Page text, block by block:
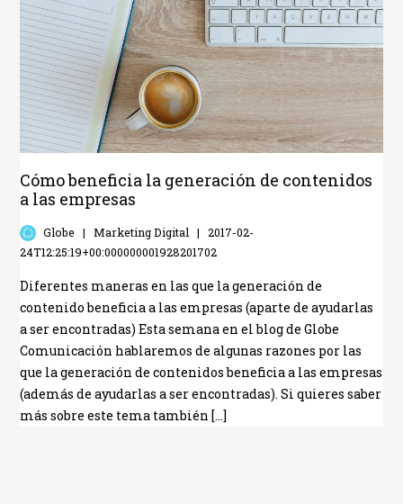
Cómo beneficia la generación de contenidos
a las empresas
Globe Marketing Digital
2017-02-
24T12:25:19+00:000000001928201702
Diferentes maneras en las que la generación de
contenido beneficia a las empresas (aparte de ayudarlas
a ser encontradas) Esta semana en el blog de Globe
Comunicación hablaremos de algunas razones por las
que la generación de contenidos beneficia a las empresas
(además de ayudarlas a ser encontradas). Si quieres saber
más sobre este tema también […]